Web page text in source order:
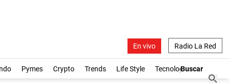
En vivo Radio La Red
Pymes Crypto Trends Life Style Tecnología